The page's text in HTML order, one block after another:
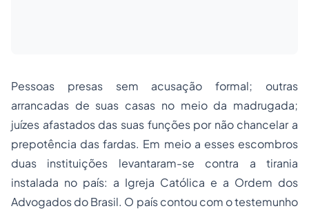
Pessoas presas sem acusação formal; outras
arrancadas de suas casas no meio da madrugada;
juízes afastados das suas funções por não chancelar a
prepotência das fardas. Em meio a esses escombros
duas instituições levantaram-se contra a tirania
instalada no país: a Igreja Católica e a Ordem dos
Advogados do Brasil. O país contou com o testemunho